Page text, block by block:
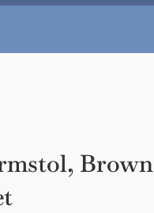
Brown